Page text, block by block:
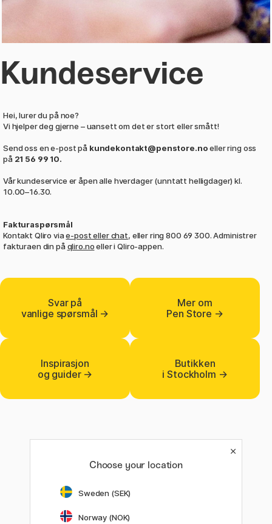
Kundeservice
Hei, lurer du på noe?
Vi hjelper deg gjerne – uansett om det er stort eller smått!
Send oss en e-post på kundekontakt@penstore.noeller ring oss
på 21 56 99 10.
Vår kundeservice er åpen alle hverdager (unntatt helligdager) kl.
10.00–16.30.
Fakturaspørsmål
Kontakt Qliro viae-post eller chat, eller ring 800 69 300. Administrer
fakturaen din på qliro.noeller i Qliro-appen.
Svar på
vanlige spørsmål →
Mer om
Pen Store →
Inspirasjon
og guider →
Butikken
i Stockholm →
Choose your location
Sweden (SEK)
Norway (NOK)
Choose your location
Sweden (SEK)
Norway (NOK)